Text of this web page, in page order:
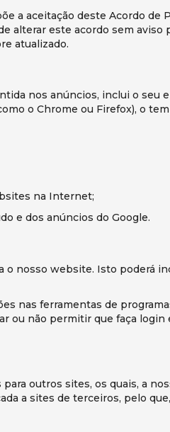
a aceitação deste Acordo de
alterar este acordo sem aviso
atualizado.
nos anúncios, inclui o seu
o Chrome ou Firefox), o
na Internet;
e dos anúncios do Google.
o nosso website. Isto poderá
nas ferramentas de
ou não permitir que faça login
outros sites, os quais, a
a sites de terceiros, pelo